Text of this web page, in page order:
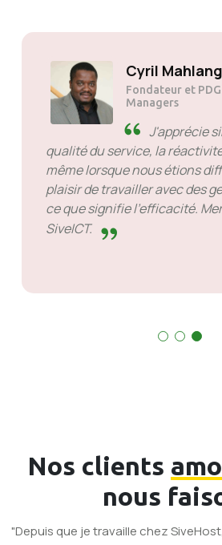
Solly
Fondateur et
Ltd
SiveHost en
SiveHost a
longueur d'avance et est
conscient des problèmes à
cas où j'ai dû attendre une
n'est pas quelque chose à leur
Nos clients
nous
"Depuis que je travaille chez